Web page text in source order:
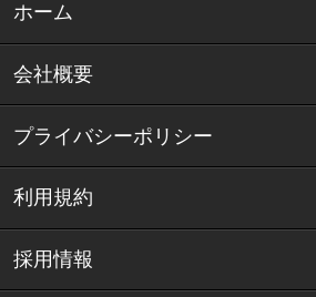
ホーム
会社概要
プライバシーポリシー
利用規約
採用情報